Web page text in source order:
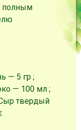
полным
— 5 гр ;
— 100 мл ;
твердый